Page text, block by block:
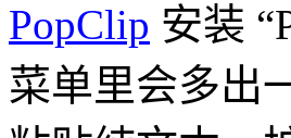
PopClip 安装
菜单里会多出